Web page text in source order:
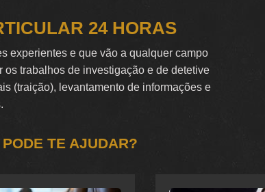
24 HORAS
experientes e que vão a qualquer campo
trabalhos de investigação e de detetive
(traição), levantamento de informações e
TE AJUDAR?